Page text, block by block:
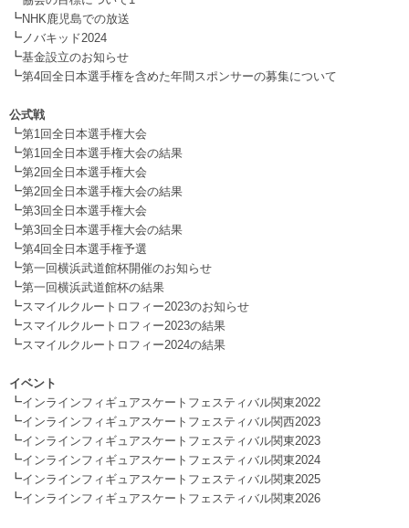
┗NHK鹿児島での放送
┗ ノバキッド2024
┗基金設立のお知らせ
┗第4回全日本選手権を含めた年間スポンサーの募集について
公式戦
┗第1回全日本選手権大会
┗第1回全日本選手権大会の結果
┗第2回全日本選手権大会
┗第2回全日本選手権大会の結果
┗第3回全日本選手権大会
┗第3回全日本選手権大会の結果
┗第4回全日本選手権予選
┗第一回横浜武道館杯開催のお知らせ
┗第一回横浜武道館杯の結果
┗スマイルクルートロフィー2023のお知らせ
┗スマイルクルートロフィー2023の結果
┗スマイルクルートロフィー2024の結果
イベント
┗インラインフィギュアスケートフェスティバル関東2022
┗インラインフィギュアスケートフェスティバル関西2023
┗インラインフィギュアスケートフェスティバル関東2023
┗インラインフィギュアスケートフェスティバル関東2024
┗インラインフィギュアスケートフェスティバル関東2025
┗インラインフィギュアスケートフェスティバル関東2026